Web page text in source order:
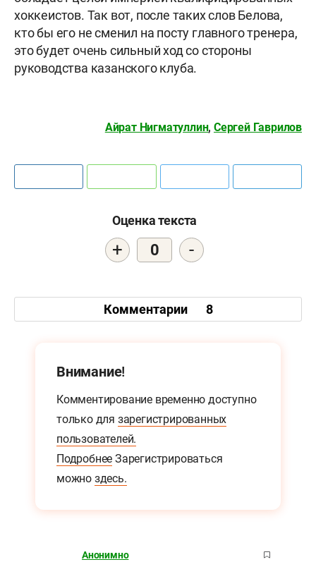
хоккеистов. Так вот, после таких слов Белова,
кто бы его не сменил на посту главного тренера,
это будет очень сильный ход со стороны
руководства казанского клуба.
Айрат Нигматуллин, Сергей Гаврилов
Оценка текста
+ 0 -
Комментарии 8
Внимание!
Комментирование временно доступно
только для зарегистрированных
пользователей.
Подробнее Зарегистрироваться
можно здесь.
Анонимно